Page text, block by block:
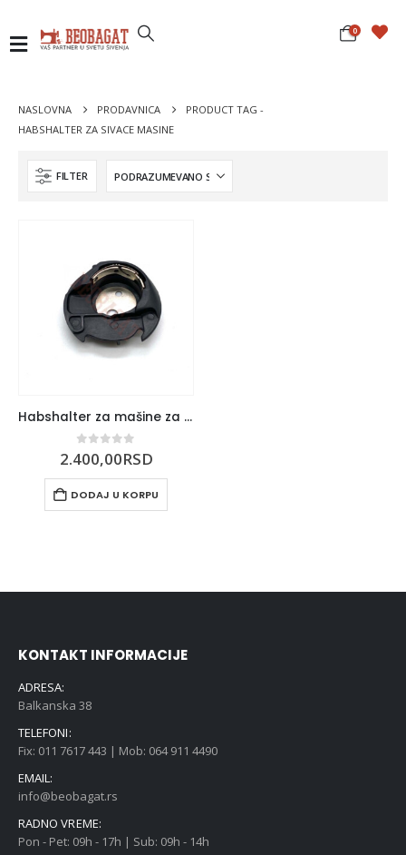
0
NASLOVNA PRODAVNICA
PRODUCT TAG -
HABSHALTER ZA SIVACE MASINE
FILTER
Habshalter za mašine za šivenje Singer NB1275000
0out of 5
2.400,00RSD
DODAJ U KORPU
KONTAKT INFORMACIJE
ADRESA:
Balkanska 38
TELEFONI:
Fix: 011 7617 443 | Mob: 064 911 4490
EMAIL:
info@beobagat.rs
RADNO VREME:
Pon - Pet: 09h - 17h | Sub: 09h - 14h